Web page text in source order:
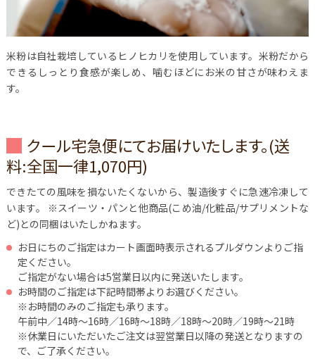
米粉は自社栽培しているヒノヒカリを使用しています。米粉だから
できるしっとり食感が楽しめ、噛むほどにお米の甘さが味わえま
す。
クール宅急便にてお届けいたします。(送
料:全国一律1,070円)
できたての風味を損ないたくないから、製造後すぐに急速冷凍して
います。
※スイーツ・パンと他商品(こめ油/化粧品/サプリメントな
ど)との同梱はいたしかねます。
お日にちのご指定はカート画面時表示されるプルダウンよりご指
定ください。
ご指定がない場合は5営業日以内に発送いたします。
お時間のご指定は下記時間帯よりお選びください。
※お時間のみのご指定も承ります。
午前中／14時～16時／16時～18時／18時～20時／19時～21時
※休業日にいただいたご注文は翌営業日以降の発送となりますの
で、ご了承ください。